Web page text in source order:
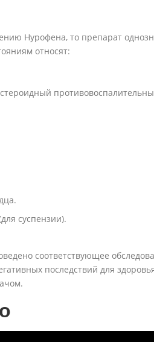
Нурофена, то препарат
относят:
суспензии).
соответствующее
последствий для